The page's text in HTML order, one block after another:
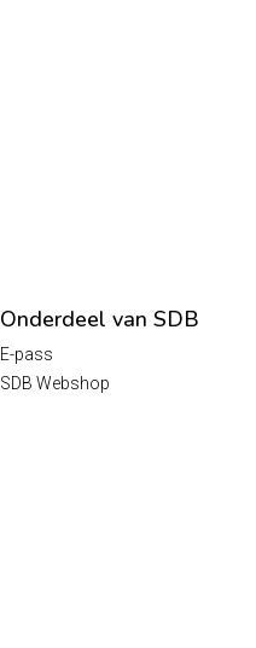
Onderdeel van SDB
E-pass
SDB Webshop